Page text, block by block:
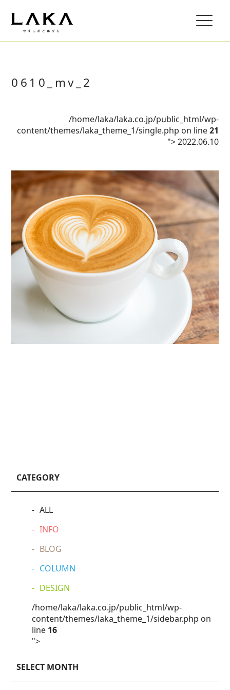
0610_mv_2
/home/laka/laka.co.jp/public_html/wp-
content/themes/laka_theme_1/single.php on line21
">2022.06.10
CATEGORY
ALL
INFO
BLOG
COLUMN
DESIGN
/home/laka/laka.co.jp/public_html/wp-
content/themes/laka_theme_1/sidebar.php on
line 16
">
SELECT MONTH